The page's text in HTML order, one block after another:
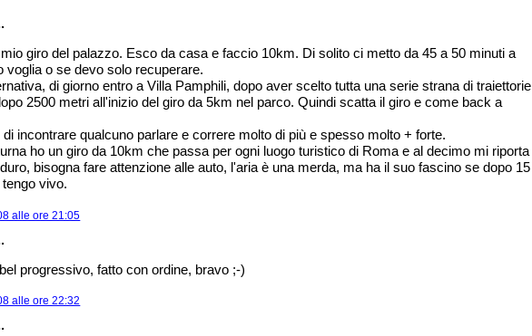
giro del palazzo. Esco da casa e faccio 10km. Di solito ci metto da 45 a 50 minuti a
voglia o se devo solo recuperare.
di giorno entro a Villa Pamphili, dopo aver scelto tutta una serie strana di traiettorie
2500 metri all'inizio del giro da 5km nel parco. Quindi scatta il giro e come back a
incontrare qualcuno parlare e correre molto di più e spesso molto + forte.
ho un giro da 10km che passa per ogni luogo turistico di Roma e al decimo mi riporta
bisogna fare attenzione alle auto, l'aria è una merda, ma ha il suo fascino se dopo 15
vivo.
alle ore 21:05
progressivo, fatto con ordine, bravo ;-)
alle ore 22:32